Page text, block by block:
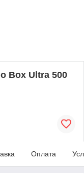
Box Ultra 500
Оплата